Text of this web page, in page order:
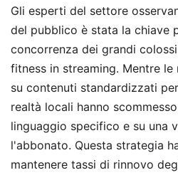
Gli esperti del settore
del pubblico è stata la chiave
concorrenza dei grandi
fitness in streaming. Mentre
su contenuti standardizzati
realtà locali hanno
linguaggio specifico e su una
l'abbonato. Questa strategia
mantenere tassi di rinnovo